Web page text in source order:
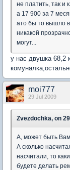
не платить, так и
а 17 900 за 7
ато бы то вышло
никакой
могут...
у нас двушка 68,2
moi777
29 Jul 2009
Zvezdochka, on
А, может быть
А сколько
насчитали, то
будете делать